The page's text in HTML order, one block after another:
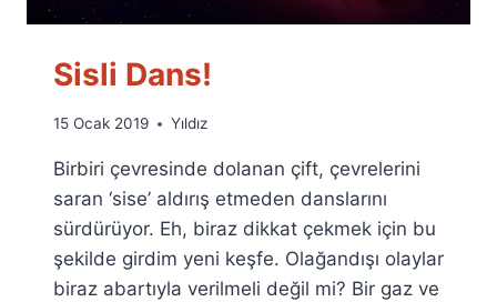
Sisli Dans!
By
Fuat
Özyar
15 Ocak 2019 Yıldız
Birbiri çevresinde dolanan çift, çevrelerini
saran ‘sise’ aldırış etmeden danslarını
sürdürüyor. Eh, biraz dikkat çekmek için bu
şekilde girdim yeni keşfe. Olağandışı olaylar
biraz abartıyla verilmeli değil mi? Bir gaz ve